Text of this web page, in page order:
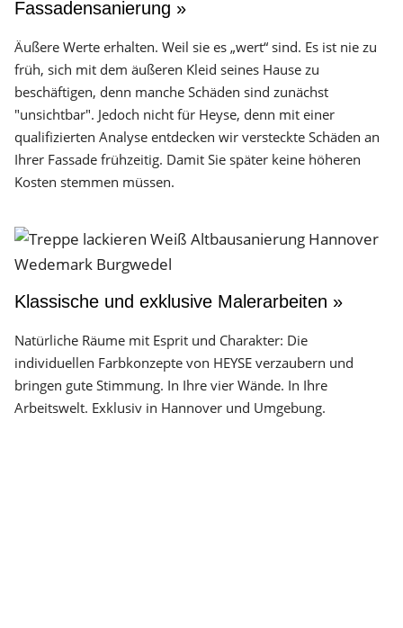
Fassadensanierung »
Äußere Werte erhalten. Weil sie es „wert“ sind. Es ist nie zu
früh, sich mit dem äußeren Kleid seines Hause zu
beschäftigen, denn manche Schäden sind zunächst
"unsichtbar". Jedoch nicht für Heyse, denn mit einer
qualifizierten Analyse entdecken wir versteckte Schäden an
Ihrer Fassade frühzeitig. Damit Sie später keine höheren
Kosten stemmen müssen.
Klassische und exklusive Malerarbeiten »
Natürliche Räume mit Esprit und Charakter: Die
individuellen Farbkonzepte von HEYSE verzaubern und
bringen gute Stimmung. In Ihre vier Wände. In Ihre
Arbeitswelt. Exklusiv in Hannover und Umgebung.